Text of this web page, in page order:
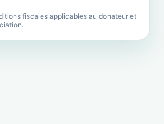
fiscales applicables au donateur et